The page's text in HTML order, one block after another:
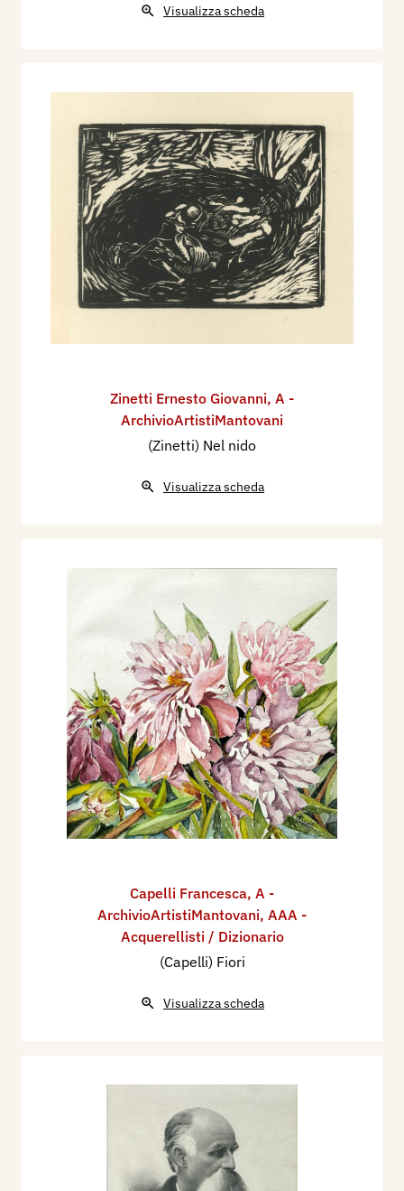
Visualizza scheda
Zinetti Ernesto Giovanni, A -
ArchivioArtistiMantovani
(Zinetti) Nel nido
Visualizza scheda
Capelli Francesca, A -
ArchivioArtistiMantovani, AAA -
Acquerellisti / Dizionario
(Capelli) Fiori
Visualizza scheda